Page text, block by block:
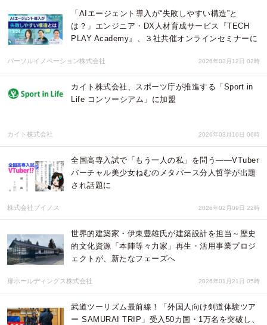
「AIエージェント導入が“失敗しやすい構造”と
は？」エンジニア・DX人材育成サービス『TECH
PLAY Academy』、３社共催オンラインセミナーに
パーソルイノベーション株式会社 2026年03月12日 02時
カイト株式会社、スポーツ庁が推進する「Sport in
Life コンソーシアム」に加盟
カイト株式会社 2026年03月10日 06時
全国高専入試で「もう一人の私」を問う――VTuber
バーチャル美少女ねむのメタバース分人哲学が出題
され話題に
株式会社ブイノス 2026年02月09日 22時
世界的建築家・伊東豊雄氏が建築設計を担当～歴史
的文化資源「本陣等々力家」再生・活用事業プロジ
ェクトが、新たなフェーズへ
扉ホールディングス株式会社 2026年01月21日 05時
武道ツーリズム最前線！「外国人向け剣道体験ツア
ー SAMURAI TRIP」受入50カ国・1万名を突破し、